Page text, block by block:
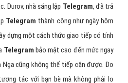
Durov, nhà sáng lập Telegram, đã trả
Telegram thành công như ngày hôm
dựng một cách thức giao tiếp có tính
Telegram bảo mật cao đến mức ngay
cũng không thể tiếp cận được. Do
tác với bạn bè mà không phải lo